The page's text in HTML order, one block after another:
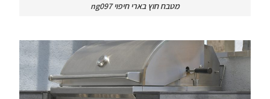
מטבח חוץ בארי חיפוי ng097